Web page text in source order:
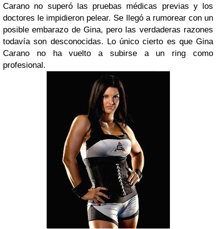
Carano no superó las pruebas médicas previas y los
doctores le impidieron pelear. Se llegó a rumorear con un
posible embarazo de Gina, pero las verdaderas razones
todavía son desconocidas. Lo único cierto es que Gina
Carano no ha vuelto a subirse a un ring como
profesional.